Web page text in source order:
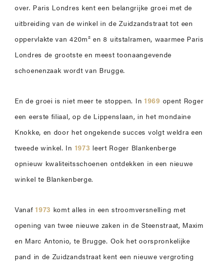
over. Paris Londres kent een belangrijke groei met de
uitbreiding van de winkel in de Zuidzandstraat tot een
oppervlakte van 420m² en 8 uitstalramen, waarmee Paris
Londres de grootste en meest toonaangevende
schoenenzaak wordt van Brugge.
En de groei is niet meer te stoppen. In 1969 opent Roger
een eerste filiaal, op de Lippenslaan, in het mondaine
Knokke, en door het ongekende succes volgt weldra een
tweede winkel. In 1973 leert Roger Blankenberge
opnieuw kwaliteitsschoenen ontdekken in een nieuwe
winkel te Blankenberge.
Vanaf1973 komt alles in een stroomversnelling met
opening van twee nieuwe zaken in de Steenstraat, Maxim
en Marc Antonio, te Brugge. Ook het oorspronkelijke
pand in de Zuidzandstraat kent een nieuwe vergroting